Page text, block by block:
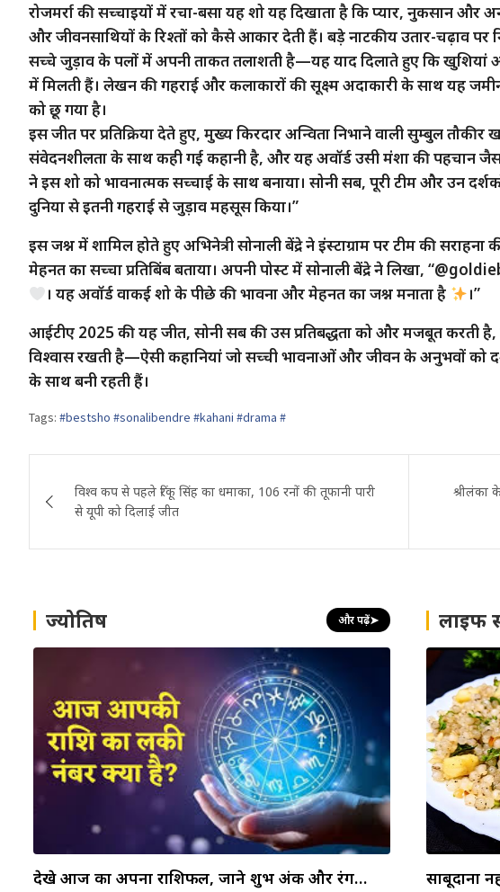
रोजमर्रा की सच्चाइयों में रचा-बसा यह शो यह दिखाता है कि प्यार, नुकसान और
और जीवनसाथियों के रिश्तों को कैसे आकार देती हैं। बड़े नाटकीय उतार-चढ़ाव पर
सच्चे जुड़ाव के पलों में अपनी ताकत तलाशती है—यह याद दिलाते हुए कि खुशियां
में मिलती हैं। लेखन की गहराई और कलाकारों की सूक्ष्म अदाकारी के साथ यह
को छू गया है।
इस जीत पर प्रतिक्रिया देते हुए, मुख्य किरदार अन्विता निभाने वाली सुम्बुल तौकीर
संवेदनशीलता के साथ कही गई कहानी है, और यह अवॉर्ड उसी मंशा की पहचान
ने इस शो को भावनात्मक सच्चाई के साथ बनाया। सोनी सब, पूरी टीम और उन
दुनिया से इतनी गहराई से जुड़ाव महसूस किया।”
इस जश्न में शामिल होते हुए अभिनेत्री सोनाली बेंद्रे ने इंस्टाग्राम पर टीम की
मेहनत का सच्चा प्रतिबिंब बताया। अपनी पोस्ट में सोनाली बेंद्रे ने लिखा,
। यह अवॉर्ड वाकई शो के पीछे की भावना और मेहनत का जश्न मनाता है
।”
आईटीए 2025 की यह जीत, सोनी सब की उस प्रतिबद्धता को और मजबूत करती
विश्वास रखती है—ऐसी कहानियां जो सच्ची भावनाओं और जीवन के अनुभवों को
के साथ बनी रहती हैं।
Tags: #bestsho #sonalibendre #kahani #drama #
navigation
विश्व कप से पहले रिंकू सिंह का धमाका, 106 रनों की तूफानी पारी
से यूपी को दिलाई जीत
श्रीलंका
ज्योतिष और पढ़ें➤
देखे आज का अपना राशिफल, जाने शुभ अंक और रंग…
लाइफ
साबूदाना